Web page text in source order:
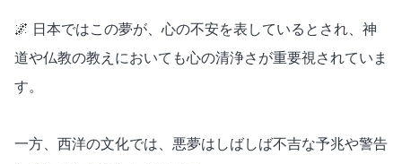
🌌 日本ではこの夢が、心の不安を表しているとされ、神
道や仏教の教えにおいても心の清浄さが重要視されていま
す。
一方、西洋の文化では、悪夢はしばしば不吉な予兆や警告